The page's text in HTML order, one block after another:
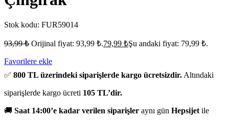
Stok kodu: FUR59014
93,99₺ Orijinal fiyat: 93,99 ₺.79,99 ₺Şu andaki fiyat: 79,99 ₺.
Favorilere ekle
✅ 800 TL üzerindeki siparişlerde kargo ücretsizdir. Altındaki
siparişlerde kargo ücreti 105 TL’dir.
🚚 Saat 14:00’e kadar verilen siparişler aynı gün Hepsijet ile